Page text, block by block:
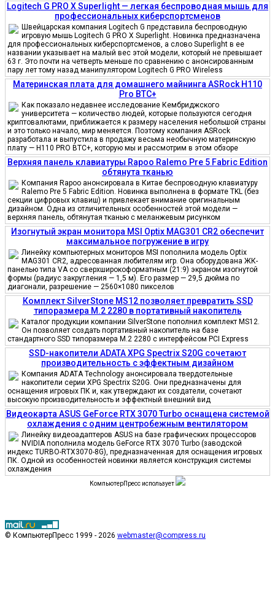
Logitech G PRO X Superlight — легкая беспроводная мышь для
профессиональных киберспортсменов
Швейцарская компания Logitech G представила беспроводную
игровую мышь Logitech G PRO X Superlight. Новинка предназначена
для профессиональных киберспортсменов, а слово Superlight в ее
названии указывает на малый вес этой модели, который не превышает
63 г. Это почти на четверть меньше по сравнению с анонсированным
пару лет тому назад манипулятором Logitech G PRO Wireless
Материнская плата для домашнего майнинга ASRock H110
Pro BTC+
Как показало недавнее исследование Кембриджского
университета — количество людей, которые пользуются сегодня
криптовалютами, приближается к размеру населения небольшой страны
и это только начало, мир меняется. Поэтому компания ASRock
разработала и выпустила в продажу весьма необычную материнскую
плату — H110 PRO BTC+, которую мы и рассмотрим в этом обзоре
Верхняя панель клавиатуры Rapoo Ralemo Pre 5 Fabric Edition
обтянута тканью
Компания Rapoo анонсировала в Китае беспроводную клавиатуру
Ralemo Pre 5 Fabric Edition. Новинка выполнена в формате TKL (без
секции цифровых клавиш) и привлекает внимание оригинальным
дизайном. Одна из отличительных особенностей этой модели —
верхняя панель, обтянутая тканью с меланжевым рисунком
Изогнутый экран монитора MSI Optix MAG301 CR2 обеспечит
максимальное погружение в игру
Линейку компьютерных мониторов MSI пополнила модель Optix
MAG301 CR2, адресованная любителям игр. Она оборудована ЖК-
панелью типа VA со сверхширокоформатным (21:9) экраном изогнутой
формы (радиус закругления — 1,5 м). Его размер — 29,5 дюйма по
диагонали, разрешение — 2560×1080 пикселов
Комплект SilverStone MS12 позволяет превратить SSD
типоразмера M.2 2280 в портативный накопитель
Каталог продукции компании SilverStone пополнил комплект MS12.
Он позволяет создать портативный накопитель на базе
стандартного SSD типоразмера M.2 2280 с интерфейсом PCI Express
SSD-накопители ADATA XPG Spectrix S20G сочетают
производительность с эффектным дизайном
Компания ADATA Technology анонсировала твердотельные
накопители серии XPG Spectrix S20G. Они предназначены для
оснащения игровых ПК и, как утверждают их создатели, сочетают
высокую производительность и эффектный внешний вид
Видеокарта ASUS GeForce RTX 3070 Turbo оснащена системой
охлаждения с одним центробежным вентилятором
Линейку видеоадаптеров ASUS на базе графических процессоров
NVIDIA пополнила модель GeForce RTX 3070 Turbo (заводской
индекс TURBO-RTX3070-8G), предназначенная для оснащения игровых
ПК. Одной из особенностей новинки является конструкция системы
охлаждения
КомпьютерПресс использует
© КомпьютерПресс 1999 - 2026 webmaster@compress.ru